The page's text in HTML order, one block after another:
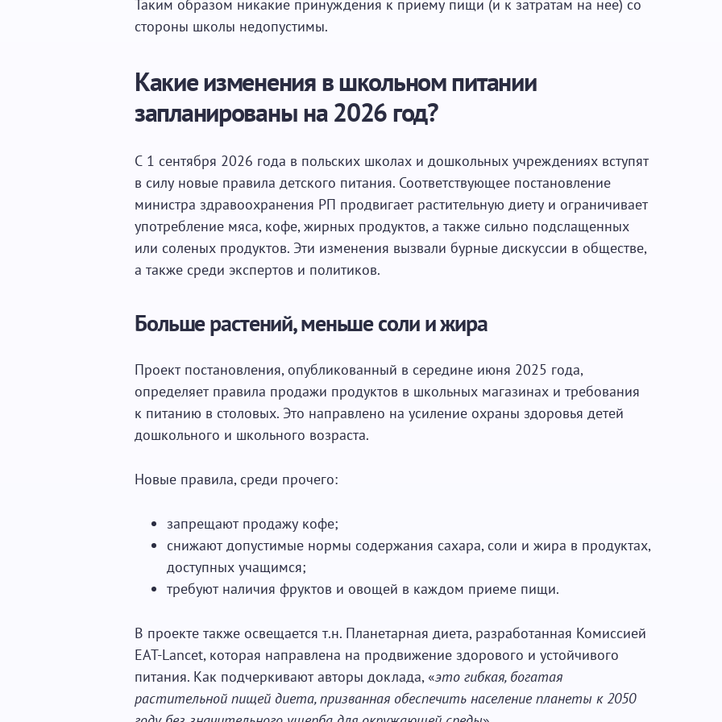
Таким образом никакие принуждения к приему пищи (и к затратам на нее) со
стороны школы недопустимы.
Какие изменения в школьном питании
запланированы на 2026 год?
С 1 сентября 2026 года в польских школах и дошкольных учреждениях вступят
в силу новые правила детского питания. Соответствующее постановление
министра здравоохранения РП продвигает растительную диету и ограничивает
употребление мяса, кофе, жирных продуктов, а также сильно подслащенных
или соленых продуктов. Эти изменения вызвали бурные дискуссии в обществе,
а также среди экспертов и политиков.
Больше растений, меньше соли и жира
Проект постановления, опубликованный в середине июня 2025 года,
определяет правила продажи продуктов в школьных магазинах и требования
к питанию в столовых. Это направлено на усиление охраны здоровья детей
дошкольного и школьного возраста.
Новые правила, среди прочего:
запрещают продажу кофе;
снижают допустимые нормы содержания сахара, соли и жира в продуктах,
доступных учащимся;
требуют наличия фруктов и овощей в каждом приеме пищи.
В проекте также освещается т.н. Планетарная диета, разработанная Комиссией
EAT-Lancet, которая направлена ​​на продвижение здорового и устойчивого
питания. Как подчеркивают авторы доклада, «это гибкая, богатая
растительной пищей диета, призванная обеспечить население планеты к 2050